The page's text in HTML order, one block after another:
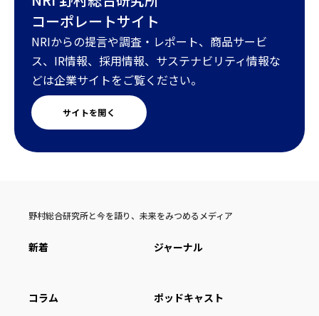
コーポレートサイト
NRIからの提言や調査・レポート、商品サービ
ス、IR情報、採用情報、サステナビリティ情報な
どは企業サイトをご覧ください。
サイトを開く
野村総合研究所と今を語り、未来をみつめるメディア
新着 ジャーナル
コラム ポッドキャスト